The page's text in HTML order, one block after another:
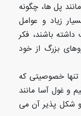
پل ها، چگونه
زیاد و عوامل
باشند، فکر
بزرگ از خود
خصوصیتی که
و غول آسا مانند
و شکل پذیر آن می